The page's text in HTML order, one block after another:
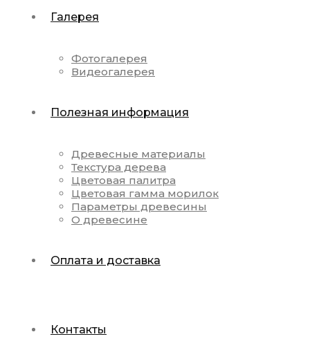
Галерея
Фотогалерея
Видеогалерея
Полезная информация
Древесные материалы
Текстура дерева
Цветовая палитра
Цветовая гамма морилок
Параметры древесины
О древесине
Оплата и доставка
Контакты